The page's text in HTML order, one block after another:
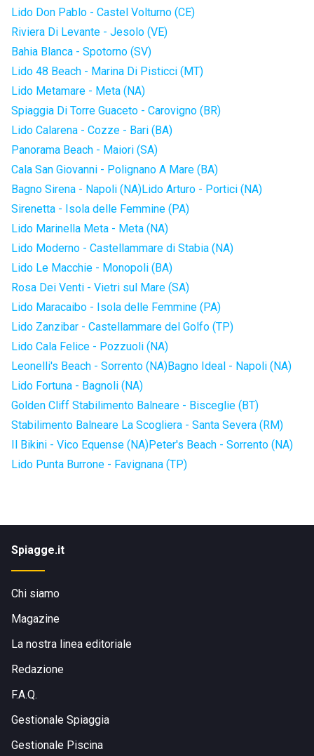
Lido Don Pablo - Castel Volturno (CE)
Riviera Di Levante - Jesolo (VE)
Bahia Blanca - Spotorno (SV)
Lido 48 Beach - Marina Di Pisticci (MT)
Lido Metamare - Meta (NA)
Spiaggia Di Torre Guaceto - Carovigno (BR)
Lido Calarena - Cozze - Bari (BA)
Panorama Beach - Maiori (SA)
Cala San Giovanni - Polignano A Mare (BA)
Bagno Sirena - Napoli (NA)Lido Arturo - Portici (NA)
Sirenetta - Isola delle Femmine (PA)
Lido Marinella Meta - Meta (NA)
Lido Moderno - Castellammare di Stabia (NA)
Lido Le Macchie - Monopoli (BA)
Rosa Dei Venti - Vietri sul Mare (SA)
Lido Maracaibo - Isola delle Femmine (PA)
Lido Zanzibar - Castellammare del Golfo (TP)
Lido Cala Felice - Pozzuoli (NA)
Leonelli's Beach - Sorrento (NA)Bagno Ideal - Napoli (NA)
Lido Fortuna - Bagnoli (NA)
Golden Cliff Stabilimento Balneare - Bisceglie (BT)
Stabilimento Balneare La Scogliera - Santa Severa (RM)
Il Bikini - Vico Equense (NA)Peter's Beach - Sorrento (NA)
Lido Punta Burrone - Favignana (TP)
Spiagge.it
Chi siamo
Magazine
La nostra linea editoriale
Redazione
F.A.Q.
Gestionale Spiaggia
Gestionale Piscina